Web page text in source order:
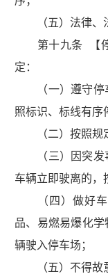
（五）法律、法
第十九条 【停
定：
（一）遵守停车
照标识、标线有序
（二）按照规定
（三）因突发事
车辆立即驶离的，
（四）做好车
品、易燃易爆化
辆驶入停车场；
（五）不得故意